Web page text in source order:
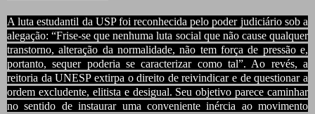
A luta estudantil da USP foi reconhecida pelo poder judiciário sob a
alegação: “Frise-se que nenhuma luta social que não cause qualquer
transtorno, alteração da normalidade, não tem força de pressão e,
portanto, sequer poderia se caracterizar como tal”. Ao revés, a
reitoria da UNESP extirpa o direito de reivindicar e de questionar a
ordem excludente, elitista e desigual. Seu objetivo parece caminhar
no sentido de instaurar uma conveniente inércia ao movimento